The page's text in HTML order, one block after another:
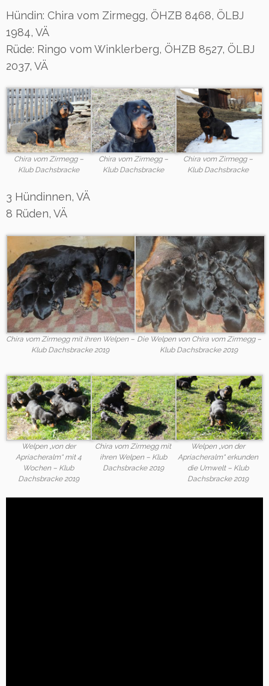
Hündin: Chira vom Zirmegg, ÖHZB 8468, ÖLBJ
1984, VÄ
Rüde: Ringo vom Winklerberg, ÖHZB 8527, ÖLBJ
2037, VÄ
Chira vom Zirmegg –
Klub Dachsbracke
Chira vom Zirmegg –
Klub Dachsbracke
Chira vom Zirmegg –
Klub Dachsbracke
3 Hündinnen, VÄ
8 Rüden, VÄ
Chira vom Zirmegg mit ihren Welpen –
Klub Dachsbracke 2019
Die Welpen von Chira vom Zirmegg –
Klub Dachsbracke 2019
Welpen „von der
Apriacheralm“ mit 4
Wochen – Klub
Dachsbracke 2019
Chira vom Zirmegg mit
ihren Welpen – Klub
Dachsbracke 2019
Welpen „von der
Apriacheralm“ erkunden
die Umwelt – Klub
Dachsbracke 2019